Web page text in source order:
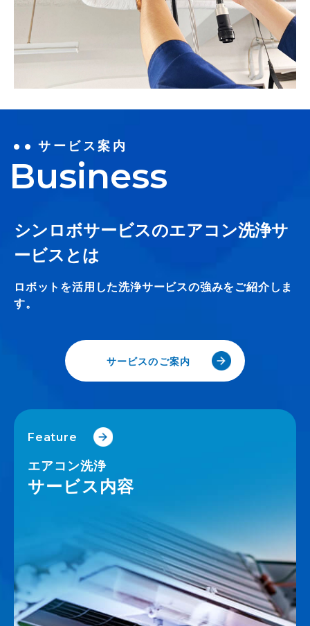
サービス案内
Business
シンロボサービスのエアコン洗浄サ
ービスとは
ロボットを活用した洗浄サービスの強みをご紹介しま
す。
サービスのご案内
Feature
エアコン洗浄
サービス内容